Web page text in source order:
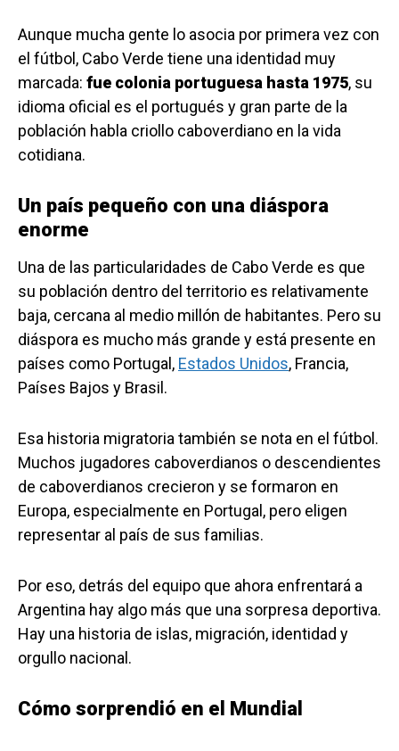
Aunque mucha gente lo asocia por primera vez con
el fútbol, Cabo Verde tiene una identidad muy
marcada: fue colonia portuguesa hasta 1975, su
idioma oficial es el portugués y gran parte de la
población habla criollo caboverdiano en la vida
cotidiana.
Un país pequeño con una diáspora
enorme
Una de las particularidades de Cabo Verde es que
su población dentro del territorio es relativamente
baja, cercana al medio millón de habitantes. Pero su
diáspora es mucho más grande y está presente en
países como Portugal, Estados Unidos, Francia,
Países Bajos y Brasil.
Esa historia migratoria también se nota en el fútbol.
Muchos jugadores caboverdianos o descendientes
de caboverdianos crecieron y se formaron en
Europa, especialmente en Portugal, pero eligen
representar al país de sus familias.
Por eso, detrás del equipo que ahora enfrentará a
Argentina hay algo más que una sorpresa deportiva.
Hay una historia de islas, migración, identidad y
orgullo nacional.
Cómo sorprendió en el Mundial